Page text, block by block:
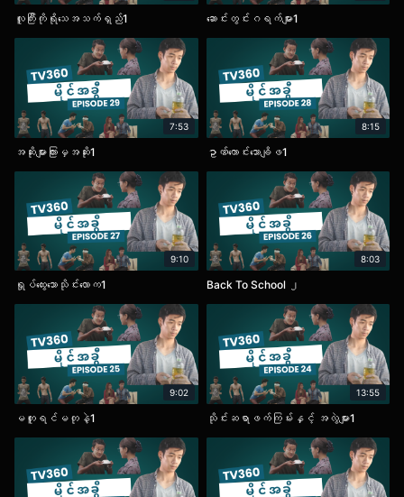
လူကြီးကိုရိုသေအသက်ရှည်1 ဆောင်းတွင်းဂရက်များ1
7:53
အဆိုးများကြားမှအဆိုး1
8:15
ဥာဏ်ကောင်းသောချိဖ1
9:10
ရှုပ်ထွေးသောသိုင်းလောက1
8:03
Back To School ၂
9:02
မတူရင်မတုနဲ့1
13:55
သိုင်းဆရာဖက်ကြမ်းနှင့် အလွဲများ1